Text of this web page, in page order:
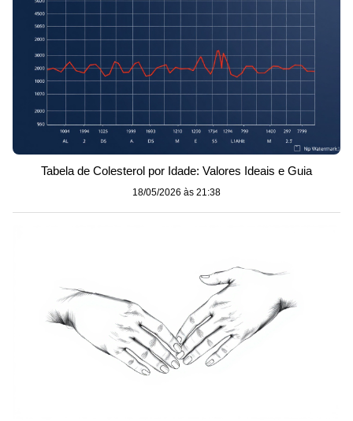
Tabela de Colesterol por Idade: Valores Ideais e Guia
18/05/2026 às 21:38